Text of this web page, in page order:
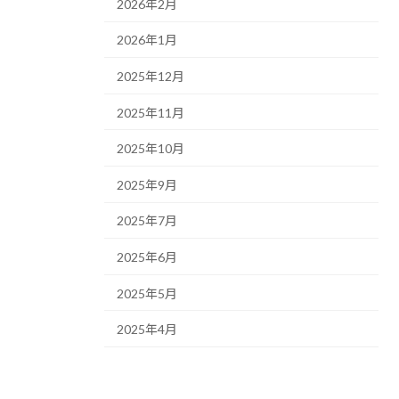
2026年2月
2026年1月
2025年12月
2025年11月
2025年10月
2025年9月
2025年7月
2025年6月
2025年5月
2025年4月